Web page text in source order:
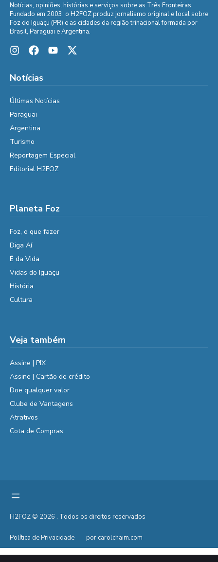
Notícias, opiniões, histórias e serviços sobre as Três Fronteiras.
Fundado em 2003, o H2FOZ produz jornalismo original e local sobre
Foz do Iguaçu (PR) e as cidades da região trinacional formada por
Brasil, Paraguai e Argentina.
Notícias
Últimas Notícias
Paraguai
Argentina
Turismo
Reportagem Especial
Editorial H2FOZ
Planeta Foz
Foz, o que fazer
Diga Aí
É da Vida
Vidas do Iguaçu
História
Cultura
Veja também
Assine | PIX
Assine | Cartão de crédito
Doe qualquer valor
Clube de Vantagens
Atrativos
Cota de Compras
H2FOZ © 2026 . Todos os direitos reservados
Política de Privacidade por carolchaim.com